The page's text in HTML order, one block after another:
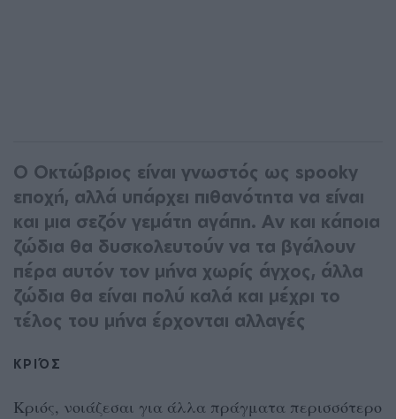
Ο Οκτώβριος είναι γνωστός ως spooky
εποχή, αλλά υπάρχει πιθανότητα να είναι
και μια σεζόν γεμάτη αγάπη. Αν και κάποια
ζώδια θα δυσκολευτούν να τα βγάλουν
πέρα ​​αυτόν τον μήνα χωρίς άγχος, άλλα
ζώδια θα είναι πολύ καλά και μέχρι το
τέλος του μήνα έρχονται αλλαγές
ΚΡΙΌΣ
Κριός, νοιάζεσαι για άλλα πράγματα περισσότερο